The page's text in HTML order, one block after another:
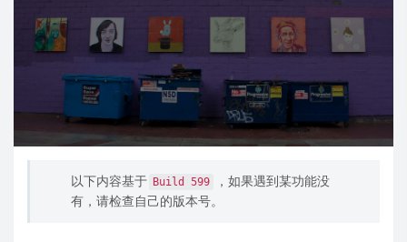
以下内容基于 Build 599
，如果遇到某功能没
有，请检查自己的版本号。